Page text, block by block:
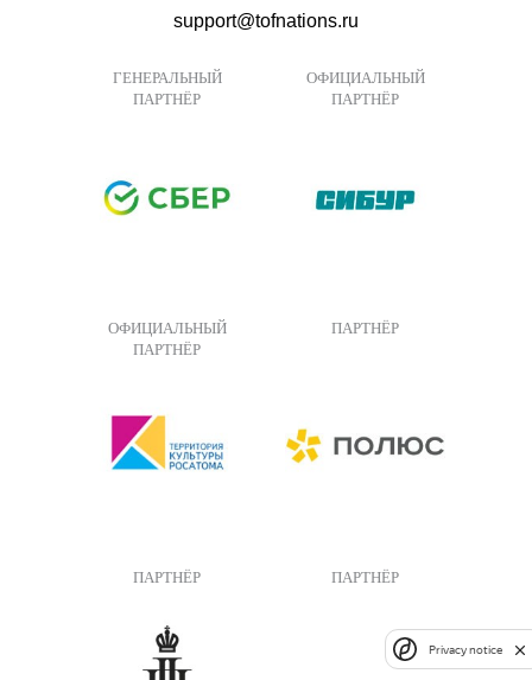
support@tofnations.ru
ГЕНЕРАЛЬНЫЙ
ПАРТНЁР
ОФИЦИАЛЬНЫЙ
ПАРТНЁР
ОФИЦИАЛЬНЫЙ
ПАРТНЁР
ПАРТНЁР
ПАРТНЁР ПАРТНЁР
Privacy notice